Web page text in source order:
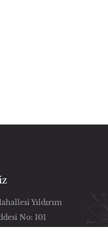
Yıldırım
No: 101